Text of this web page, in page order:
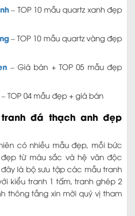
– TOP 10 mẫu quartz xanh đẹp
– TOP 10 mẫu quartz vàng đẹp
– Giá bán + TOP 05 mẫu đẹp
TOP 04 mẫu đẹp + giá bán
tranh đá thạch anh đẹp
có nhiều mẫu đẹp, mỗi bức
từ màu sắc và hệ vân độc
là bộ sưu tập các mẫu tranh
kiểu tranh 1 tấm, tranh ghép 2
thông tầng xin mời quý vị tham